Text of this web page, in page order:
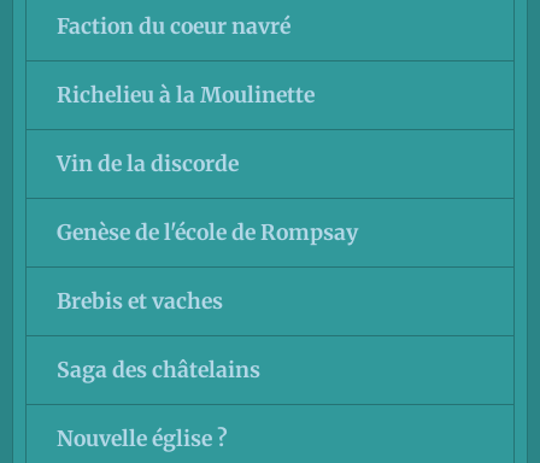
Faction du coeur navré
Richelieu à la Moulinette
Vin de la discorde
Genèse de l'école de Rompsay
Brebis et vaches
Saga des châtelains
Nouvelle église ?